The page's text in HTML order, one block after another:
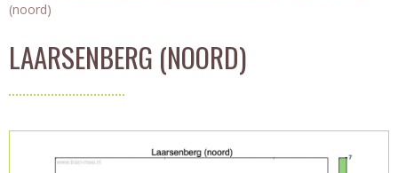
(noord)
LAARSENBERG (NOORD)